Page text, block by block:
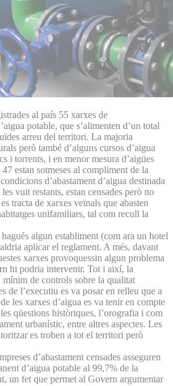
al país 55 xarxes de
potable, que s’alimenten d’un total
arreu del territori. La majoria
però també d’alguns cursos d’aigua
i torrents, i en menor mesura d’aigües
estan sotmeses al compliment de la
d’abastament d’aigua destinada
vuit restants, estan censades però no
tracta de xarxes veïnals que abasten
unifamiliars, tal com recull la
algun establiment (com ara un hotel
aplicar el reglament. A més, davant
xarxes provoquessin algun problema
hi podria intervenir. Tot i així, la
de controls sobre la qualitat
de l’executiu es va posar en relleu que a
les xarxes d’aigua es va tenir en compte
qüestions històriques, l’orografia i com
urbanístic, entre altres aspectes. Les
es troben a tot el territori però
d’abastament censades asseguren
d’aigua potable al 99,7% de la
un fet que permet al Govern argumentar